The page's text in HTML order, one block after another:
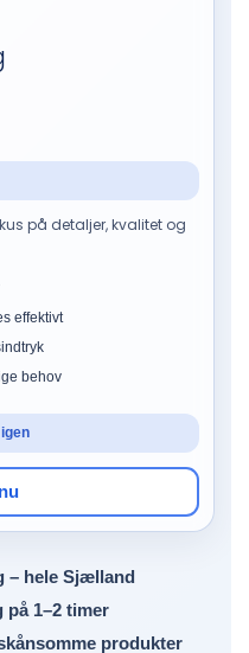
på detaljer, kvalitet og
effektivt
behov
– hele Sjælland
1–2 timer
produkter